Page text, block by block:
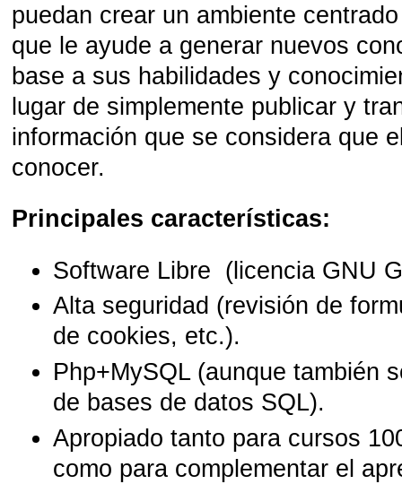
puedan crear un ambiente
que le ayude a generar nuevos
base a sus habilidades y
lugar de simplemente publicar y
información que se considera que
conocer.
Principales características:
Software Libre (licencia GNU
Alta seguridad (revisión de
de cookies, etc.).
Php+MySQL (aunque también
de bases de datos SQL).
Apropiado tanto para cursos
como para complementar el